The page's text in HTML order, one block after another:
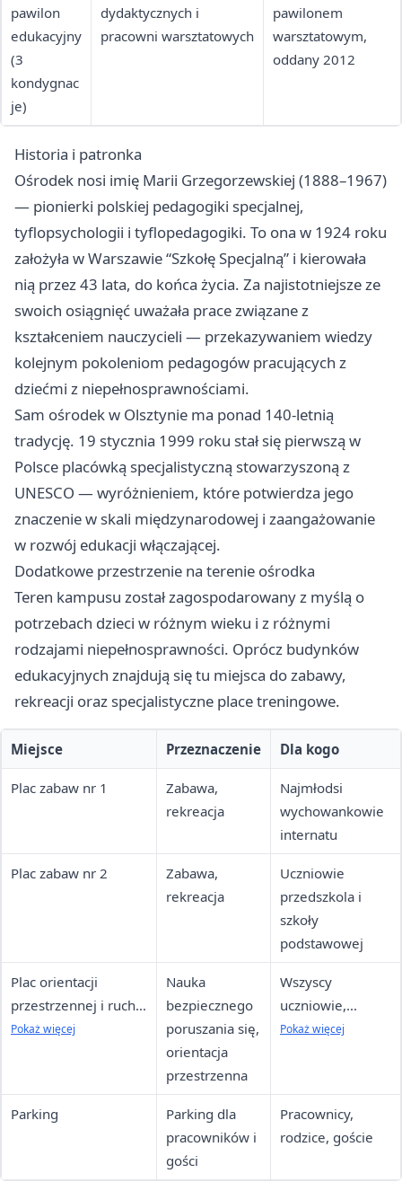
pawilon
edukacyjny
(3
kondygnac
je)
dydaktycznych i
pracowni warsztatowych
pawilonem
warsztatowym,
oddany 2012
Historia i patronka
Ośrodek nosi imię Marii Grzegorzewskiej (1888–1967)
— pionierki polskiej pedagogiki specjalnej,
tyflopsychologii i tyflopedagogiki. To ona w 1924 roku
założyła w Warszawie “Szkołę Specjalną” i kierowała
nią przez 43 lata, do końca życia. Za najistotniejsze ze
swoich osiągnięć uważała prace związane z
kształceniem nauczycieli — przekazywaniem wiedzy
kolejnym pokoleniom pedagogów pracujących z
dziećmi z niepełnosprawnościami.
Sam ośrodek w Olsztynie ma ponad 140-letnią
tradycję. 19 stycznia 1999 roku stał się pierwszą w
Polsce placówką specjalistyczną stowarzyszoną z
UNESCO — wyróżnieniem, które potwierdza jego
znaczenie w skali międzynarodowej i zaangażowanie
w rozwój edukacji włączającej.
Dodatkowe przestrzenie na terenie ośrodka
Teren kampusu został zagospodarowany z myślą o
potrzebach dzieci w różnym wieku i z różnymi
rodzajami niepełnosprawności. Oprócz budynków
edukacyjnych znajdują się tu miejsca do zabawy,
rekreacji oraz specjalistyczne place treningowe.
Miejsce Przeznaczenie Dla kogo
Plac zabaw nr 1
Zabawa,
rekreacja
Najmłodsi
wychowankowie
internatu
Plac zabaw nr 2
Zabawa,
rekreacja
Uczniowie
przedszkola i
szkoły
podstawowej
Plac orientacji
przestrzennej i ruchu
ulicznego
Bohatera"
Pokaż więcej
Nauka
bezpiecznego
poruszania się,
orientacja
przestrzenna
Wszyscy
uczniowie,
szczególnie
wzroku (od 2017)
Pokaż więcej
Parking
Parking dla
pracowników i
gości
Pracownicy,
rodzice, goście